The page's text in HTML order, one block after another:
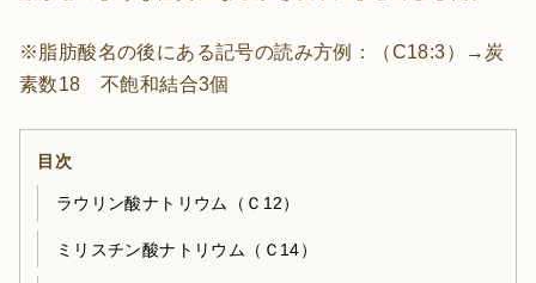
※脂肪酸名の後にある記号の読み方例：（C18:3）→炭
素数18 不飽和結合3個
目次
ラウリン酸ナトリウム（Ｃ12）
ミリスチン酸ナトリウム（Ｃ14）